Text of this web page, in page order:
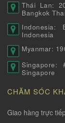
Thái Lan:
Bangkok
Indonesia:
Indonesia
Myanmar:
Singapore
CHĂM SÓC
Giao hàng trực